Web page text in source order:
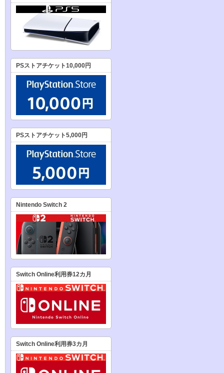
PSストアチケット10,000円
PSストアチケット5,000円
Nintendo Switch 2
Switch Online利用券12カ月
Switch Online利用券3カ月